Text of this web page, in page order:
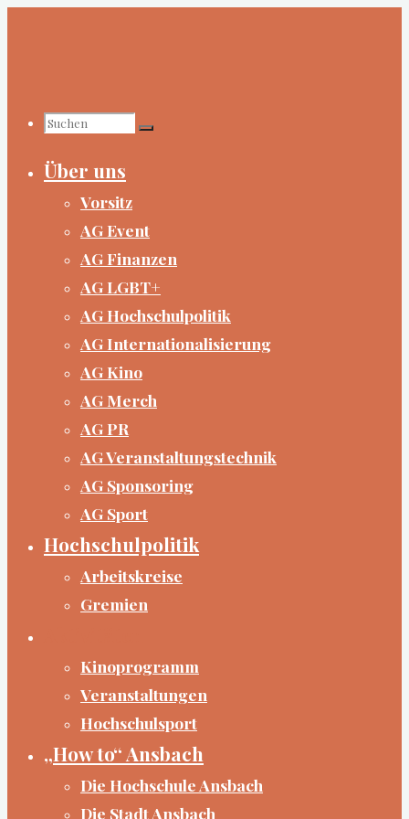
Suchen
nach:
Über uns
Vorsitz
AG Event
AG Finanzen
AG LGBT+
AG Hochschulpolitik
AG Internationalisierung
AG Kino
AG Merch
AG PR
AG Veranstaltungstechnik
AG Sponsoring
AG Sport
Hochschulpolitik
Arbeitskreise
Gremien
Kinoprogramm
Veranstaltungen
Hochschulsport
„How to“ Ansbach
Die Hochschule Ansbach
Die Stadt Ansbach